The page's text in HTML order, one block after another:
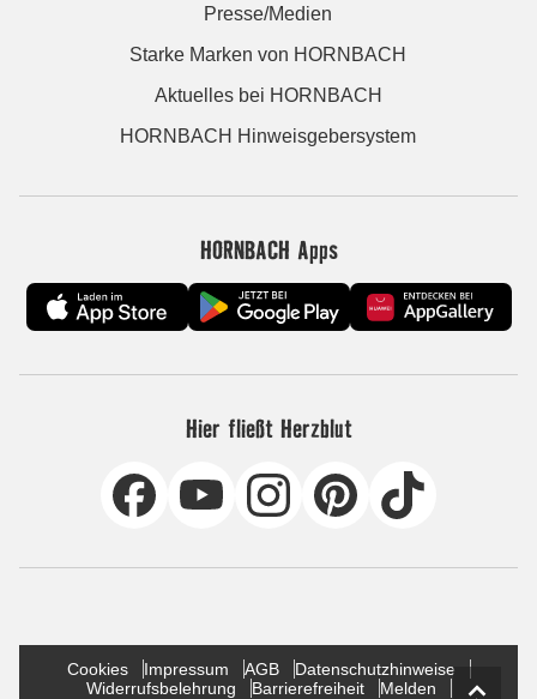
Presse/Medien
Starke Marken von HORNBACH
Aktuelles bei HORNBACH
HORNBACH Hinweisgebersystem
HORNBACH Apps
Hier fließt Herzblut
Cookies Impressum AGB
Datenschutzhinweise
Widerrufsbelehrung
Barrierefreiheit
Melden